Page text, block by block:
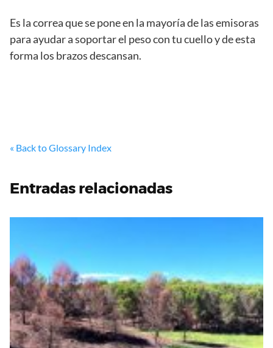
Es la correa que se pone en la mayoría de las emisoras
para ayudar a soportar el peso con tu cuello y de esta
forma los brazos descansan.
« Back to Glossary Index
Entradas relacionadas